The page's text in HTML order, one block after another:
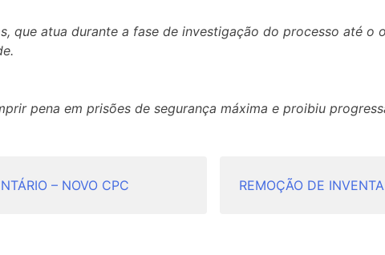
que atua durante a fase de investigação do processo até o
pena em prisões de segurança máxima e proibiu
– NOVO CPC REMOÇÃO DE